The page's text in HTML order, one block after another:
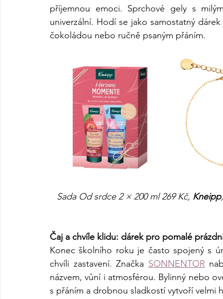
příjemnou emoci. Sprchové gely s
univerzální. Hodí se jako samostatný
čokoládou nebo ručně psaným přáním.
Sada Od srdce 2 × 200 ml 269 Kč, Kneipp
Čaj a chvíle klidu: dárek pro pomalé
Konec školního roku je často spojený s
chvíli zastavení. Značka SONNENTOR
názvem, vůní i atmosférou. Bylinný nebo
s přáním a drobnou sladkostí vytvoří velmi